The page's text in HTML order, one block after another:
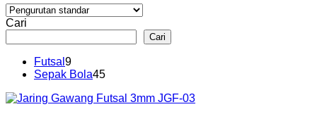
Cari
Cari
Futsal 99
Produk
Sepak Bola4545